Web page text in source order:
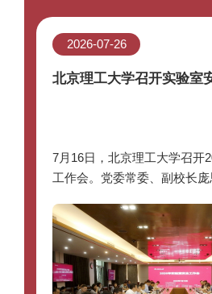
2026-07-26
北京理工大学召开实验室
7月16日，北京理工大学召开
工作会。党委常委、副校长
作与发展部、西山实验服务
专业学院及异地研究院负责人